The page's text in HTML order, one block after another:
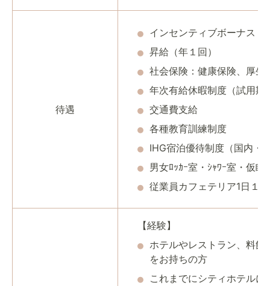
待遇
インセンティブボーナス
昇給（年１回）
社会保険：健康保険、厚生
年次有給休暇制度（試用期
交通費支給
各種教育訓練制度
IHG宿泊優待制度（国内・
男女ﾛｯｶｰ室・ｼｬﾜｰ室・仮眠
従業員カフェテリア1日１
【経験】
ホテルやレストラン、料
をお持ちの方
これまでにシティホテル